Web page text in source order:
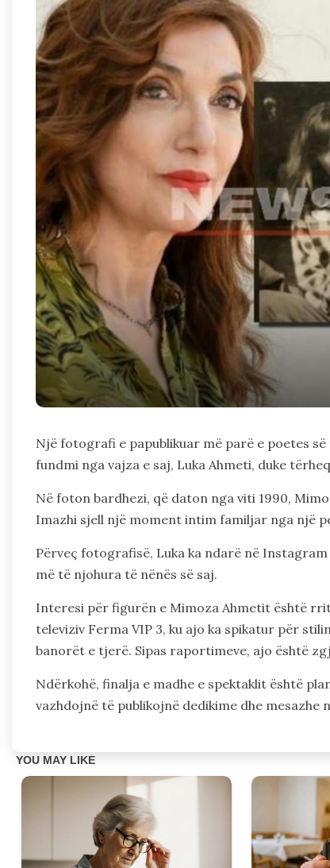
Një fotografi e papublikuar më parë e poetes
fundmi nga vajza e saj, Luka Ahmeti, duke
Në foton bardhezi, që daton nga viti 1990,
Imazhi sjell një moment intim familjar nga një
Përveç fotografisë, Luka ka ndarë në
më të njohura të nënës së saj.
Interesi për figurën e Mimoza Ahmetit është
televiziv Ferma VIP 3, ku ajo ka spikatur për
banorët e tjerë. Sipas raportimeve, ajo është
Ndërkohë, finalja e madhe e spektaklit është
vazhdojnë të publikojnë dedikime dhe mesazhe